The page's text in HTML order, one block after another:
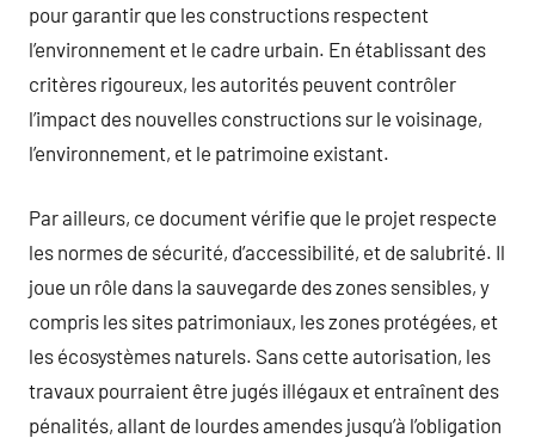
pour garantir que les constructions respectent
l’environnement et le cadre urbain. En établissant des
critères rigoureux, les autorités peuvent contrôler
l’impact des nouvelles constructions sur le voisinage,
l’environnement, et le patrimoine existant.
Par ailleurs, ce document vérifie que le projet respecte
les normes de sécurité, d’accessibilité, et de salubrité. Il
joue un rôle dans la sauvegarde des zones sensibles, y
compris les sites patrimoniaux, les zones protégées, et
les écosystèmes naturels. Sans cette autorisation, les
travaux pourraient être jugés illégaux et entraînent des
pénalités, allant de lourdes amendes jusqu’à l’obligation